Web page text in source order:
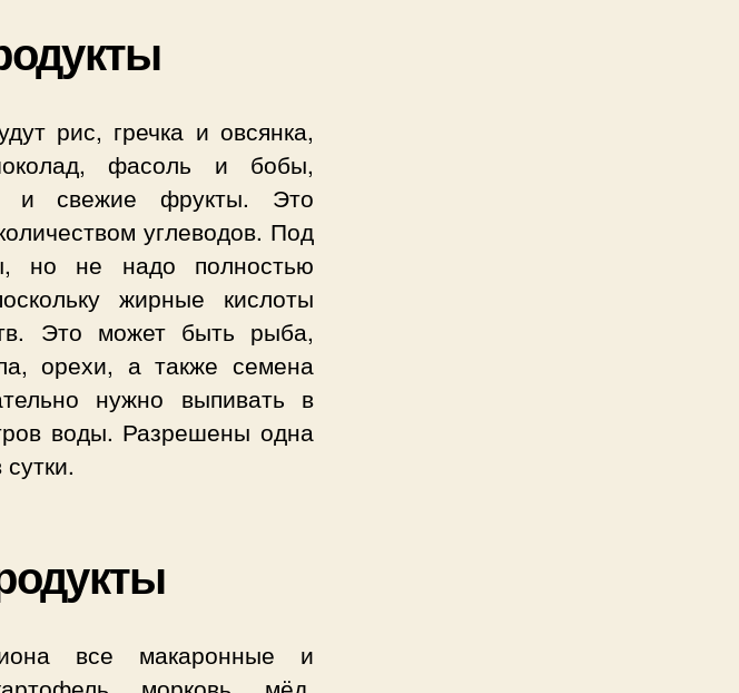
рис, гречка и овсянка,
фасоль и бобы,
и свежие фрукты. Это
углеводов. Под
но не надо полностью
жирные кислоты
Это может быть рыба,
орехи, а также семена
нужно выпивать в
воды. Разрешены одна
все макаронные и